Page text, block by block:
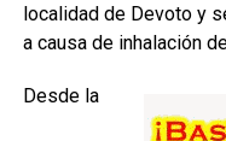
localidad de Devoto y
a causa de inhalación
Desde la